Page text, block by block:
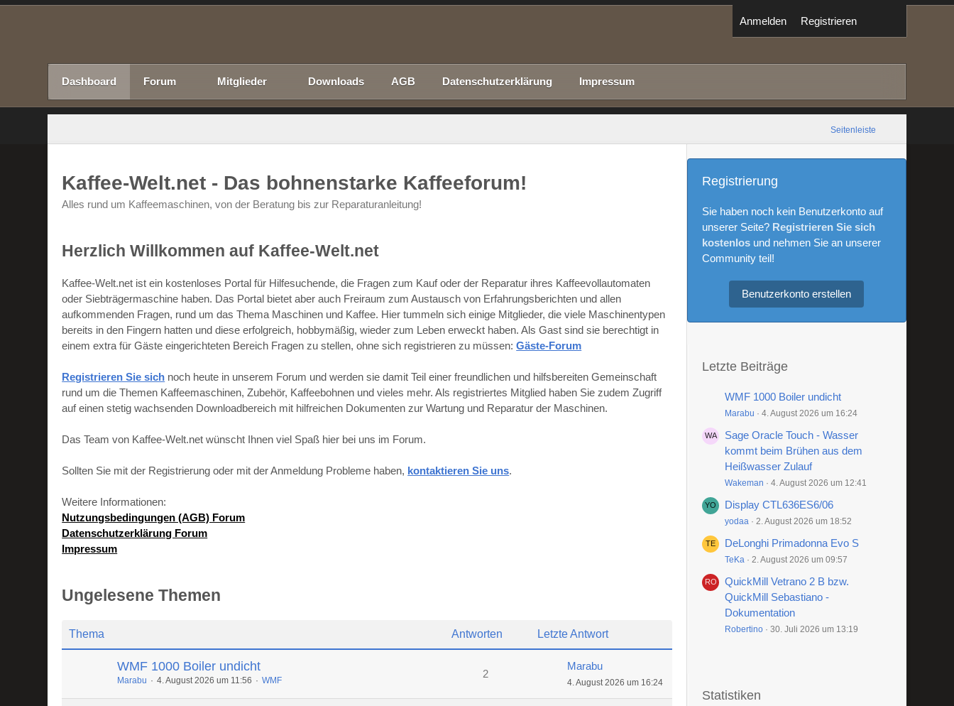
Anmelden Registrieren
Dashboard Forum Mitglieder Downloads AGB Datenschutzerklärung Impressum
Seitenleiste
Kaffee-Welt.net - Das bohnenstarke Kaffeeforum!
Alles rund um Kaffeemaschinen, von der Beratung bis zur Reparaturanleitung!
Herzlich Willkommen auf Kaffee-Welt.net
Kaffee-Welt.net ist ein kostenloses Portal für Hilfesuchende, die Fragen zum Kauf oder der Reparatur ihres Kaffeevollautomaten
oder Siebträgermaschine haben. Das Portal bietet aber auch Freiraum zum Austausch von Erfahrungsberichten und allen
aufkommenden Fragen, rund um das Thema Maschinen und Kaffee. Hier tummeln sich einige Mitglieder, die viele Maschinentypen
bereits in den Fingern hatten und diese erfolgreich, hobbymäßig, wieder zum Leben erweckt haben. Als Gast sind sie berechtigt in
einem extra für Gäste eingerichteten Bereich Fragen zu stellen, ohne sich registrieren zu müssen:Gäste-Forum
Registrieren Sie sich noch heute in unserem Forum und werden sie damit Teil einer freundlichen und hilfsbereiten Gemeinschaft
rund um die Themen Kaffeemaschinen, Zubehör, Kaffeebohnen und vieles mehr. Als registriertes Mitglied haben Sie zudem Zugriff
auf einen stetig wachsenden Downloadbereich mit hilfreichen Dokumenten zur Wartung und Reparatur der Maschinen.
Das Team von Kaffee-Welt.net wünscht Ihnen viel Spaß hier bei uns im Forum.
Sollten Sie mit der Registrierung oder mit der Anmeldung Probleme haben, kontaktieren Sie uns.
Weitere Informationen:
Nutzungsbedingungen (AGB) Forum
Datenschutzerklärung Forum
Impressum
Ungelesene Themen
Thema Antworten Letzte Antwort
WMF 1000 Boiler undicht
Marabu 4. August 2026 um 11:56 WMF
2
Marabu
4. August 2026 um 16:24
Registrierung
Sie haben noch kein Benutzerkonto auf
unserer Seite? Registrieren Sie sich
kostenlosund nehmen Sie an unserer
Community teil!
Benutzerkonto erstellen
Letzte Beiträge
WMF 1000 Boiler undicht
Marabu 4. August 2026 um 16:24
Sage Oracle Touch - Wasser
kommt beim Brühen aus dem
Heißwasser Zulauf
Wakeman 4. August 2026 um 12:41
Display CTL636ES6/06
yodaa 2. August 2026 um 18:52
DeLonghi Primadonna Evo S
TeKa 2. August 2026 um 09:57
QuickMill Vetrano 2 B bzw.
QuickMill Sebastiano -
Dokumentation
Robertino 30. Juli 2026 um 13:19
Statistiken